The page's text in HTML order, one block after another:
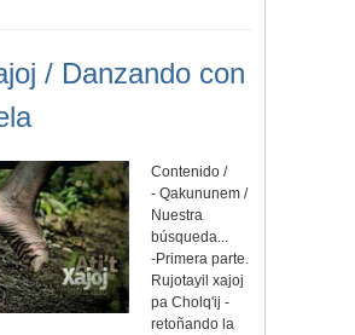
/ Danzando con
Contenido /
- Qakununem /
Nuestra
búsqueda...
-Primera parte.
Rujotayil xajoj
pa Cholq'ij -
retoñando la